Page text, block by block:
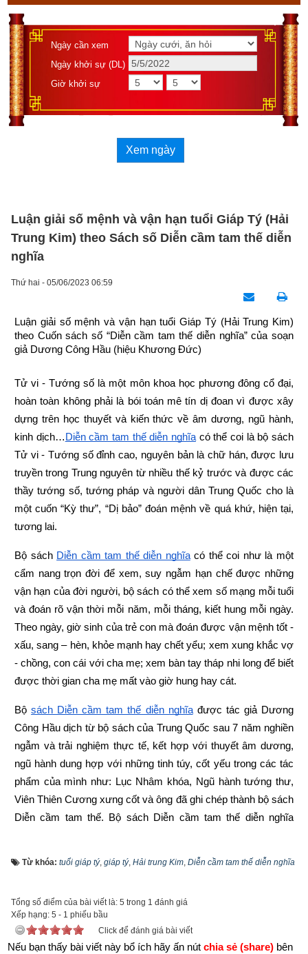
Ngày cần xem
Ngày khởi sự (DL)
Giờ khởi sự
Xem ngày
Luận giải số mệnh và vận hạn tuổi Giáp Tý (Hải
Trung Kim) theo Sách số Diễn cầm tam thế diễn
nghĩa
Thứ hai - 05/06/2023 06:59
Luận giải số mệnh và vận hạn tuổi Giáp Tý (Hải Trung Kim)
theo Cuốn sách số “Diễn cầm tam thế diễn nghĩa” của soạn
giả Dương Công Hầu (hiệu Khương Đức)
Tử vi - Tướng số là một môn khoa học phương đông cổ đại,
hoàn toàn không phải là bói toán mê tín dị đoan vì được xây
dựng trên học thuyết và kiến thức về âm dương, ngũ hành,
kinh dịch… Diễn cầm tam thế diễn nghĩa có thể coi là bộ sách
Tử vi - Tướng số đỉnh cao, nguyên bản là chữ hán, được lưu
truyền trong Trung nguyên từ nhiều thế kỷ trước và được các
thầy tướng số, tướng pháp và người dân Trung Quốc cho là
một cuốn “Kỳ thư”, “Dị bảo” đoán mệnh về quá khứ, hiện tại,
tương lai.
Bộ sách Diễn cầm tam thế diễn nghĩa có thể coi như là một
cẩm nang trọn đời để xem, suy ngẫm hạn chế được những
vận hạn của đời người, bộ sách có thể xem số mạng mỗi tuổi
và đoán rõ vận thời mỗi năm, mỗi tháng, kiết hung mỗi ngày.
Theo ngày, giờ sinh của trẻ con mà đoán được vận mệnh tốt -
xấu, sang – hèn, khỏe mạnh hay chết yểu; xem xung khắc vợ
- chồng, con cái với cha mẹ; xem bàn tay tháp nhi long để biết
được thời gian cha mẹ mất vào giờ hung hay cát.
Bộ sách Diễn cầm tam thế diễn nghĩa được tác giả Dương
Công Hầu dịch từ bộ sách của Trung Quốc sau 7 năm nghiền
ngẫm và trải nghiệm thực tế, kết hợp với thuyết âm dương,
ngũ hành dung hợp với những tinh túy, cốt yếu trong các tác
phẩm của mình như: Lục Nhâm khóa, Ngũ hành tướng thư,
Viên Thiên Cương xưng cốt và ông đã ghi chép thành bộ sách
Diễn cầm tam thế. Bộ sách Diễn cầm tam thế diễn nghĩa
Từ khóa: tuổi giáp tý, giáp tý, Hải trung Kim, Diễn cầm tam thế diễn nghĩa
Tổng số điểm của bài viết là: 5 trong 1 đánh giá
Xếp hạng: 5 - 1 phiếu bầu
Click để đánh giá bài viết
Nếu bạn thấy bài viết này bổ ích hãy ấn nút chia sẻ (share) bên